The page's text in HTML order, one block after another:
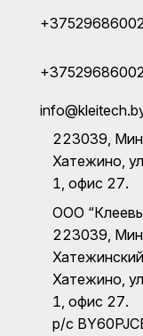
223039,
Хатежино,
1, офис 27.
ООО
223039,
Хатежино,
1, офис 27.
р/с